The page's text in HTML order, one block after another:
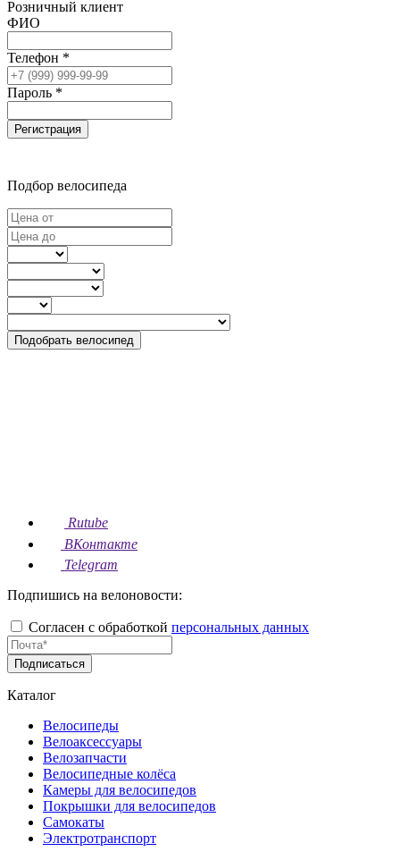
Розничный клиент
ФИО
Телефон *
Пароль *
Регистрация
Подбор велосипеда
Подобрать велосипед
Rutube
ВКонтакте
Telegram
Подпишись на велоновости:
Согласен с обработкой персональных данных
Подписаться
Каталог
Велосипеды
Велоаксессуары
Велозапчасти
Велосипедные колёса
Камеры для велосипедов
Покрышки для велосипедов
Самокаты
Электротранспорт